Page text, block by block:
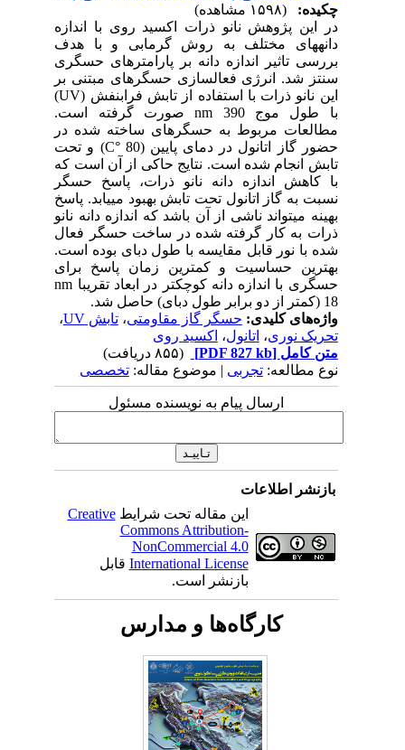
چکیده:
در این پژوهش نانو ذرات اکسید روی با اندازه
دانه­های مختلف به روش گرمابی و با هدف
بررسی تاثیر اندازه دانه بر پارامترهای حسگری
سنتز شد. انرژی فعال­سازی حسگرهای مبتنی بر
این نانو ذرات با استفاده از تابش فرابنفش (UV)
با طول موج nm 390 صورت گرفته است.
مطالعات مربوط به حسگرهای ساخته شده در
حضور گاز اتانول در دمای پایین (C° 80) و تحت
تابش انجام شده است. نتایج حاکی از آن است که
با کاهش اندازه دانه نانو ذرات، پاسخ حسگر
نسبت به گاز اتانول تحت تابش بهبود می­یابد. پاسخ
بهینه می­تواند ناشی از آن باشد که اندازه دانه نانو
ذرات به کار گرفته شده در ساخت حسگر فعال
شده با نور قابل مقایسه با طول دبای بوده است.
بهترین حساسیت و کمترین زمان پاسخ برای
حسگری با اندازه دانه کوچک­تر در ابعاد تقریبا nm
18 (کمتر از دو برابر طول دبای) حاصل شد.
واژه‌های کلیدی:حسگر گاز مقاومتی،تابش UV
،
تحریک نوری،اتانول،اکسید روی
متن کامل[PDF 827 kb]
نوع مطالعه:تجربی| موضوع مقاله:تخصصی
ارسال پیام به نویسنده مسئول
بازنشر اطلاعات
این مقاله تحت شرایطCreative
Commons Attribution-
NonCommercial 4.0
International Licenseقابل
بازنشر است.
کارگاه‌ها و مدارس